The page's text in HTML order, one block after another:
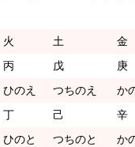
火 土 金
丙 戊 庚
ひのえ つちのえ か
丁 己 辛
ひのと つちのと か